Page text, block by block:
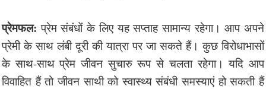
प्रेमफल:प्रेम संबंधों के लिए यह सप्ताह सामान्य रहेगा। आप अपने
प्रेमी के साथ लंबी दूरी की यात्रा पर जा सकते हैं। कुछ विरोधाभासों
के साथ-साथ प्रेम जीवन सुचारु रूप से चलता रहेगा। यदि आप
विवाहित हैं तो जीवन साथी को स्वास्थ्य संबंधी समस्याएं हो सकती हैं